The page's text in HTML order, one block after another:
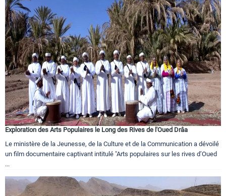
Exploration des Arts Populaires le Long des Rives de l'Oued Drâa
Le ministère de la Jeunesse, de la Culture et de la Communication a dévoilé
un film documentaire captivant intitulé "Arts populaires sur les rives d’Oued
...